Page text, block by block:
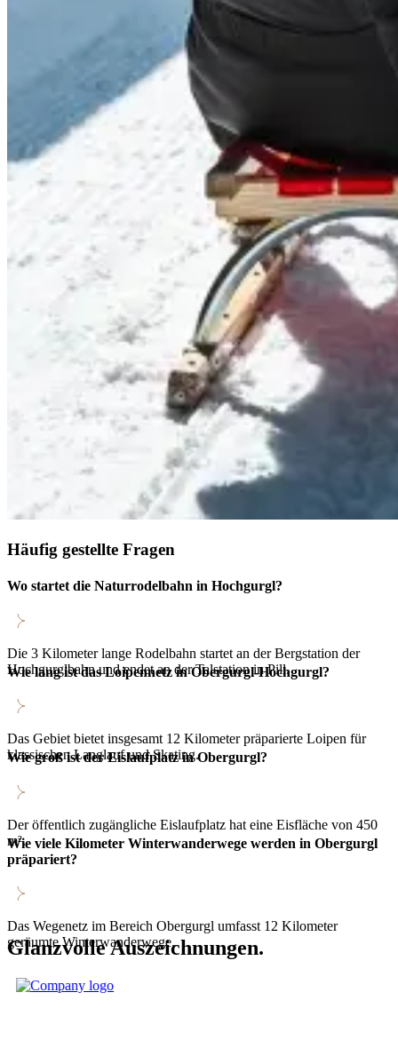
Häufig gestellte Fragen
Wo startet die Naturrodelbahn in Hochgurgl?
Die 3 Kilometer lange Rodelbahn startet an der Bergstation der
Hochgurglbahn und endet an der Talstation in Pill.
Wie lang ist das Loipennetz in Obergurgl-Hochgurgl?
Das Gebiet bietet insgesamt 12 Kilometer präparierte Loipen für
klassischen Langlauf und Skating.
Wie groß ist der Eislaufplatz in Obergurgl?
Der öffentlich zugängliche Eislaufplatz hat eine Eisfläche von 450
m².
Wie viele Kilometer Winterwanderwege werden in Obergurgl
präpariert?
Das Wegenetz im Bereich Obergurgl umfasst 12 Kilometer
geräumte Winterwanderwege.
Glanzvolle Auszeichnungen.